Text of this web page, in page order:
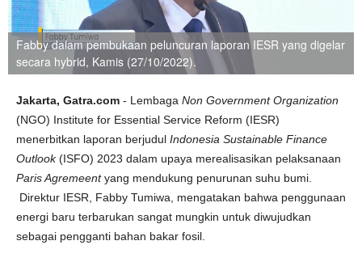
Fabby dalam pembukaan peluncuran laporan IESR yang digelar
secara hybrid, Kamis (27/10/2022).
Jakarta, Gatra.com - Lembaga Non Government Organization
(NGO) Institute for Essential Service Reform (IESR)
menerbitkan laporan berjudul Indonesia Sustainable Finance
Outlook(ISFO) 2023 dalam upaya merealisasikan pelaksanaan
Paris Agremeentyang mendukung penurunan suhu bumi.
Direktur IESR, Fabby Tumiwa, mengatakan bahwa penggunaan
energi baru terbarukan sangat mungkin untuk diwujudkan
sebagai pengganti bahan bakar fosil.